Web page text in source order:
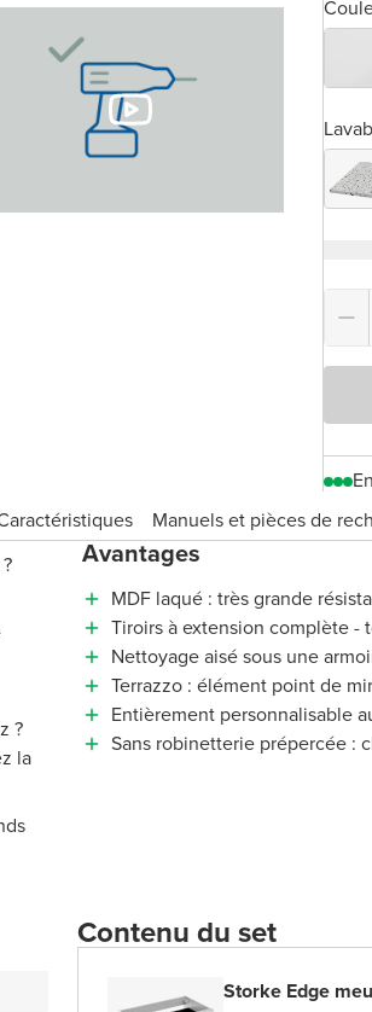
Manuels et pièces de
?
la
Avantages
MDF laqué : très grande
Tiroirs à extension complète -
Nettoyage aisé sous une
Terrazzo : élément point de
Entièrement personnalisable
Sans robinetterie prépercée :
Contenu du set
Storke Edge